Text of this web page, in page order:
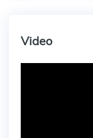
Video